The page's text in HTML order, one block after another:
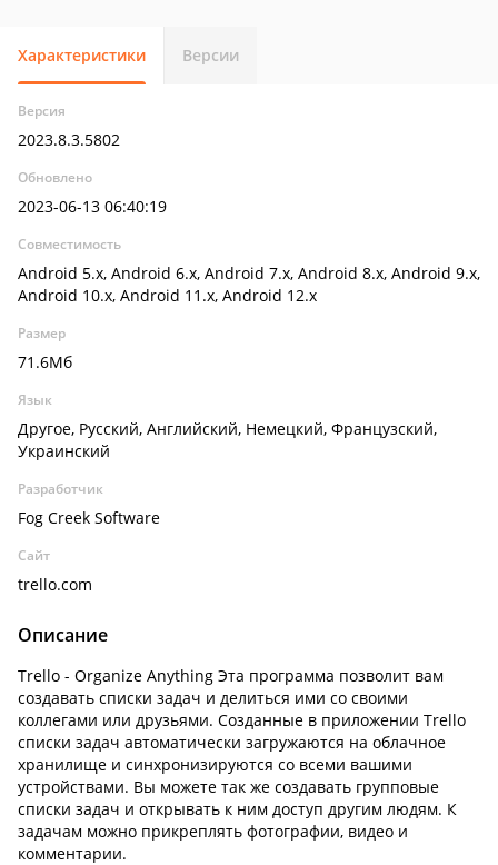
Характеристики Версии
Версия
2023.8.3.5802
Обновлено
2023-06-13 06:40:19
Совместимость
Android 5.x, Android 6.x, Android 7.x, Android 8.x, Android 9.x,
Android 10.x, Android 11.x, Android 12.x
Размер
71.6Мб
Язык
Другое, Русский, Английский, Немецкий, Французский,
Украинский
Разработчик
Fog Creek Software
Сайт
trello.com
Описание
Trello - Organize Anything Эта программа позволит вам
создавать списки задач и делиться ими со своими
коллегами или друзьями. Созданные в приложении Trello
списки задач автоматически загружаются на облачное
хранилище и синхронизируются со всеми вашими
устройствами. Вы можете так же создавать групповые
списки задач и открывать к ним доступ другим людям. К
задачам можно прикреплять фотографии, видео и
комментарии.